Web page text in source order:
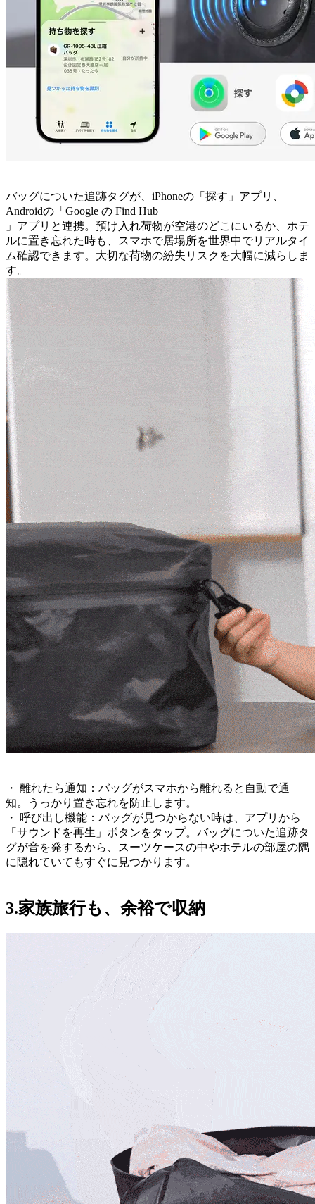
バッグについた追跡タグが、iPhoneの「探す」アプリ、
Androidの「Google の Find Hub
」アプリと連携。預け入れ荷物が空港のどこにいるか、ホテ
ルに置き忘れた時も、スマホで居場所を世界中でリアルタイ
ム確認できます。大切な荷物の紛失リスクを大幅に減らしま
す。
・ 離れたら通知：バッグがスマホから離れると自動で通
知。うっかり置き忘れを防止します。
・ 呼び出し機能：バッグが見つからない時は、アプリから
「サウンドを再生」ボタンをタップ。バッグについた追跡タ
グが音を発するから、スーツケースの中やホテルの部屋の隅
に隠れていてもすぐに見つかります。
3.家族旅行も、余裕で収納